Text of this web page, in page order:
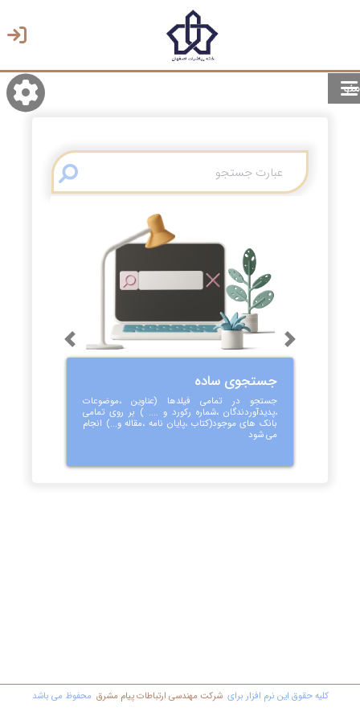
منو
انتخاب زبان
جستجوی ساده
جستجو در تمامی فیلدها (عناوین ،موضوعات
،پدیدآوردندگان ،شماره رکورد و .... ) بر روی تمامی
بانک های موجود(کتاب ،پایان نامه ،مقاله و...) انجام
می شود
Previous Next
کليه حقوق اين نرم افزار برای شرکت مهندسي ارتباطات پیام مشرق محفوظ مي باشد